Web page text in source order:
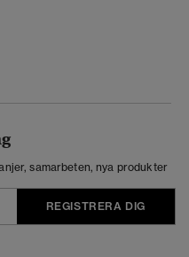
samarbeten, nya produkter
REGISTRERA DIG